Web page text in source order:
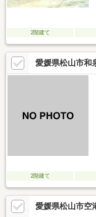
2階建て
愛媛県松山市和
2階建て
愛媛県松山市空